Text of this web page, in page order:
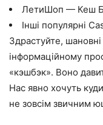
ЛетиШоп — Кеш
Інші популярні
Здрастуйте,
інформаційному
«кэшбэк». Воно
Нас явно хочуть
не зовсім звичним